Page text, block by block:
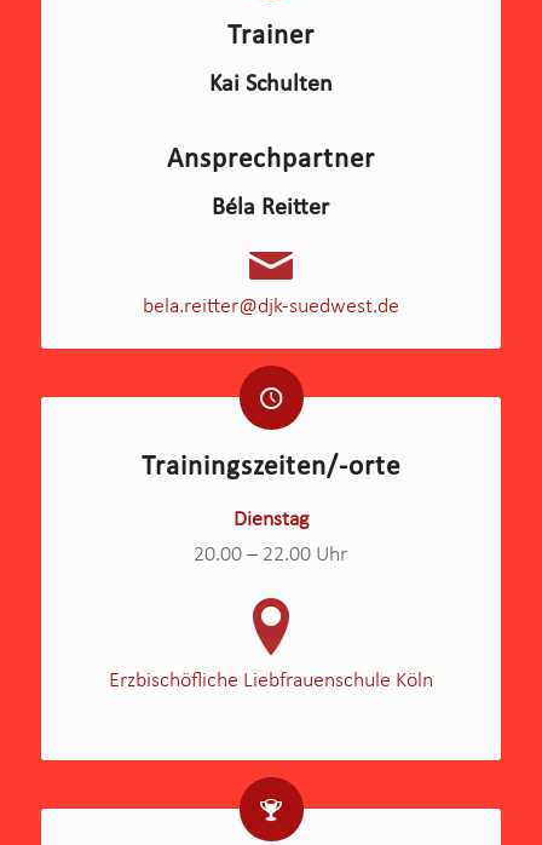
Trainer
Kai Schulten
Ansprechpartner
Béla Reitter
bela.reitter@djk-suedwest.de
Trainingszeiten/-orte
Dienstag
20.00 – 22.00 Uhr
Erzbischöfliche Liebfrauenschule Köln